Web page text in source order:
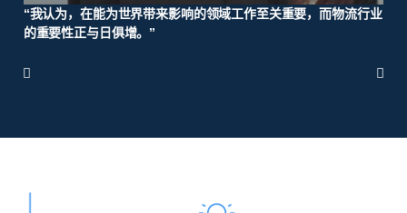
“我认为，在能为世界带来影响的领域工作至关重要，而物流行业
的重要性正与日俱增。”
 